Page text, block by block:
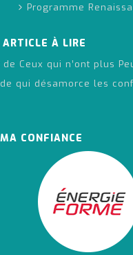
Programme
ARTICLE À LIRE
de Ceux qui n’ont plus
qui désamorce les
CONFIANCE